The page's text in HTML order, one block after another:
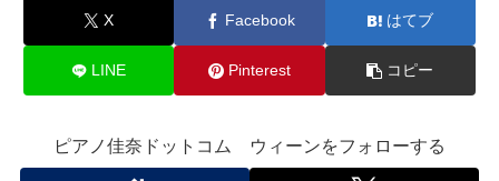
X Facebook はてブ
LINE Pinterest コピー
ピアノ佳奈ドットコム ウィーンをフォローする